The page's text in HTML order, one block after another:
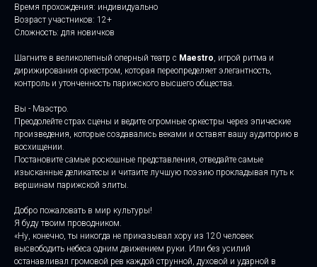
Время прохождения: индивидуально
Возраст участников: 12+
Сложность: для новичков
Шагните в великолепный оперный театр с Maestro, игрой ритма и
дирижирования оркестром, которая переопределяет элегантность,
контроль и утонченность парижского высшего общества.
Вы - Маэстро.
Преодолейте страх сцены и ведите огромные оркестры через эпические
произведения, которые создавались веками и оставят вашу аудиторию в
восхищении.
Постановите самые роскошные представления, отведайте самые
изысканные деликатесы и читаите лучшую поэзию прокладывая путь к
вершинам парижской элиты.
Добро пожаловать в мир культуры!
Я буду твоим проводником.
«Ну, конечно, ты никогда не приказывал хору из 120 человек
высвободить небеса одним движением руки. Или без усилий
останавливал громовой рев каждой струнной, духовой и ударной в